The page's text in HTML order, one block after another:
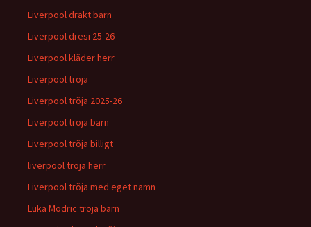
Liverpool drakt barn
Liverpool dresi 25-26
Liverpool kläder herr
Liverpool tröja
Liverpool tröja 2025-26
Liverpool tröja barn
Liverpool tröja billigt
liverpool tröja herr
Liverpool tröja med eget namn
Luka Modric tröja barn